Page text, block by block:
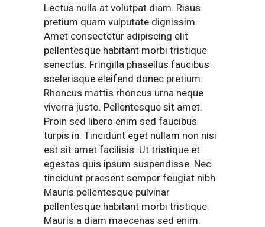
Lectus nulla at volutpat diam. Risus
pretium quam vulputate dignissim.
Amet consectetur adipiscing elit
pellentesque habitant morbi tristique
senectus. Fringilla phasellus faucibus
scelerisque eleifend donec pretium.
Rhoncus mattis rhoncus urna neque
viverra justo. Pellentesque sit amet.
Proin sed libero enim sed faucibus
turpis in. Tincidunt eget nullam non nisi
est sit amet facilisis. Ut tristique et
egestas quis ipsum suspendisse. Nec
tincidunt praesent semper feugiat nibh.
Mauris pellentesque pulvinar
pellentesque habitant morbi tristique.
Mauris a diam maecenas sed enim.